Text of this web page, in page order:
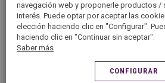
navegación web y proponerle productos /
interés. Puede optar por aceptar las
elección haciendo clic en "Configurar".
haciendo clic en "Continuar sin aceptar".
Saber más
CONFIGURAR